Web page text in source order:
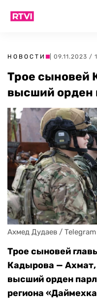
НОВОСТИ | 09.11.2023 /
Трое сыновей
высший орден
Ахмед Дудаев / Telegram
Трое сыновей
Кадырова —
высший орден
региона